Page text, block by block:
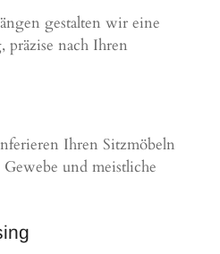
gestalten wir eine
präzise nach Ihren
Ihren Sitzmöbeln
und meistliche